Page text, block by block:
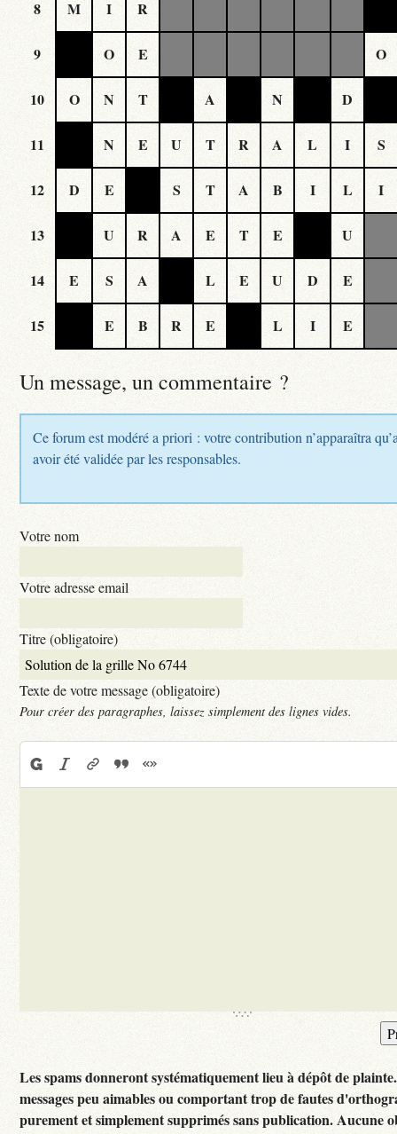
8 M I R
9 O E O
10 O N T A N D
11 N E U T R A L I S
12 D E S T A B I L I
13 U R A E T E U
14 E S A L E U D E
15 E B R E L I E
Un message, un commentaire ?
Ce forum est modéré a priori : votre contribution n’apparaîtra
avoir été validée par les responsables.
Votre nom
Votre adresse email
Titre (obligatoire)
Texte de votre message (obligatoire)
Pour créer des paragraphes, laissez simplement des lignes vides.
Les spams donneront systématiquement lieu à dépôt de
messages peu aimables ou comportant trop de fautes
purement et simplement supprimés sans publication. Aucune